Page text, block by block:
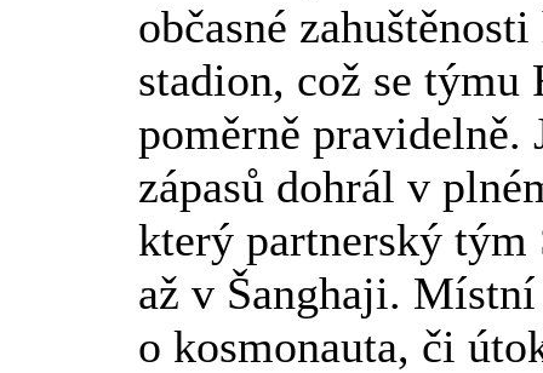
občasné
stadion, což se týmu
poměrně pravidelně.
zápasů dohrál v
který partnerský tým
až v Šanghaji.
o kosmonauta, či